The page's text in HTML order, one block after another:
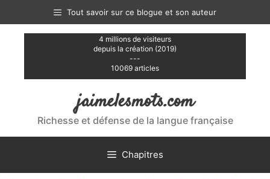
contenu
Tout savoir sur ce blogue et son auteur
4 millions de visiteurs
depuis la création (2019)
---
10069 articles
jaimelesmots.com
Richesse et défense de la langue française
Chapitres